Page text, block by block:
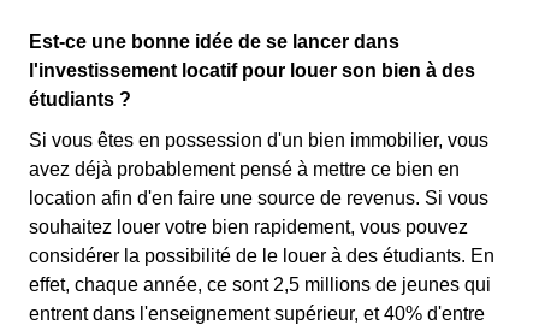
Est-ce une bonne idée de se lancer dans
l'investissement locatif pour louer son bien à des
étudiants ?
Si vous êtes en possession d'un bien immobilier, vous
avez déjà probablement pensé à mettre ce bien en
location afin d'en faire une source de revenus. Si vous
souhaitez louer votre bien rapidement, vous pouvez
considérer la possibilité de le louer à des étudiants. En
effet, chaque année, ce sont 2,5 millions de jeunes qui
entrent dans l'enseignement supérieur, et 40% d'entre